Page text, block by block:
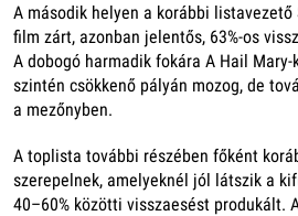
A második helyen a korábbi listavezető
film zárt, azonban jelentős, 63%-os
A dobogó harmadik fokára A Hail
szintén csökkenő pályán mozog, de
a mezőnyben.
A toplista további részében főként
szerepelnek, amelyeknél jól látszik a
40–60% közötti visszaesést produkált.